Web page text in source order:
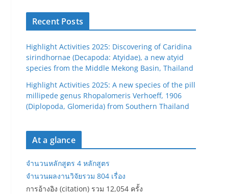
Recent Posts
Highlight Activities 2025: Discovering of Caridina
sirindhornae (Decapoda: Atyidae), a new atyid
species from the Middle Mekong Basin, Thailand
Highlight Activities 2025: A new species of the pill
millipede genus Rhopalomeris Verhoeff, 1906
(Diplopoda, Glomerida) from Southern Thailand
At a glance
จำนวนหลักสูตร 4 หลักสูตร
จำนวนผลงานวิจัยรวม 804 เรื่อง
การอ้างอิง (citation) รวม 12,054 ครั้ง